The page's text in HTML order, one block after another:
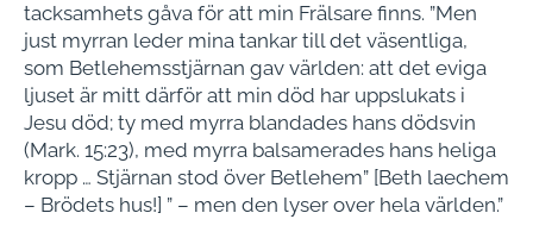
tacksamhets gåva för att min Frälsare finns. ”Men
just myrran leder mina tankar till det väsentliga,
som Betlehemsstjärnan gav världen: att det eviga
ljuset är mitt därför att min död har uppslukats i
Jesu död; ty med myrra blandades hans dödsvin
(Mark. 15:23), med myrra balsamerades hans heliga
kropp … Stjärnan stod över Betlehem” [Beth laechem
– Brödets hus!] ” – men den lyser over hela världen.”